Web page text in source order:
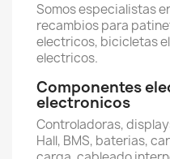
Somos especialistas
recambios para
electricos, bicicletas
electricos.
Componentes
electronicos
Controladoras,
Hall, BMS, baterias,